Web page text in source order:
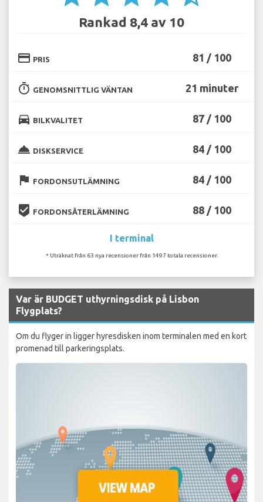
Rankad 8,4 av 10
credit_card PRIS 81 / 100
timer GENOMSNITTLIG VÄNTAN 21 minuter
directions_car BILKVALITET 87 / 100
room_service DISKSERVICE 84 / 100
flag FORDONSUTLÄMNING 84 / 100
beenhere FORDONSÅTERLÄMNING 88 / 100
I terminal
* Uträknat från 63 nya recensioner från 1497 totala recensioner.
Var är BUDGET uthyrningsdisk på Lisbon
Flygplats?
Om du flyger in ligger hyresdisken inom terminalen med en kort
promenad till parkeringsplats.